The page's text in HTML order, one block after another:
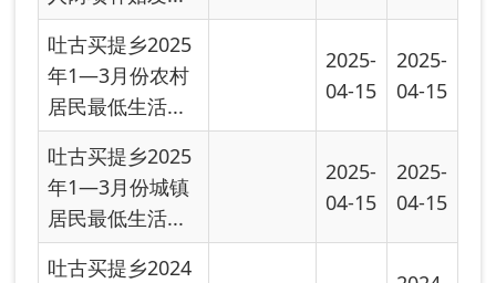
吐古买提乡2024
年4—5月份农村
居民最低生活...
2024-
首页 上一页
下一页
尾页
共有 43 条 共 3 页